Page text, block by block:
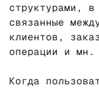
структурами, в
связанные
клиентов,
операции и мн.
Когда